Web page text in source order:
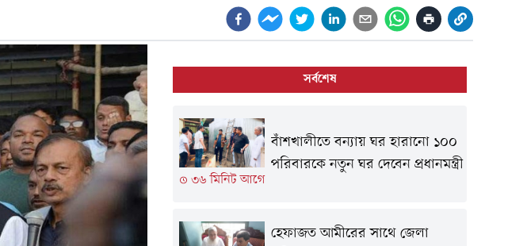
সর্বশেষ
৩৬ মিনিট আগে
বাঁশখালীতে বন্যায় ঘর হারানো ১০০
পরিবারকে নতুন ঘর দেবেন প্রধানমন্ত্রী
হেফাজত আমীরের সাথে জেলা